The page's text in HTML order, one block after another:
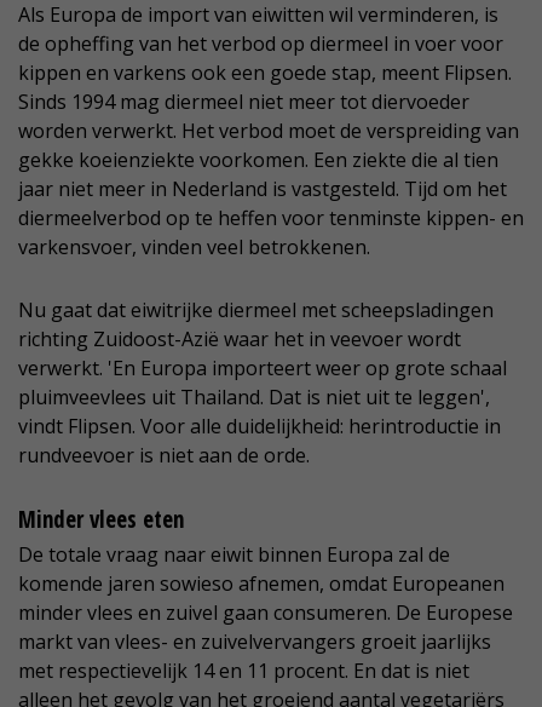
Als Europa de import van eiwitten wil verminderen, is
de opheffing van het verbod op diermeel in voer voor
kippen en varkens ook een goede stap, meent Flipsen.
Sinds 1994 mag diermeel niet meer tot diervoeder
worden verwerkt. Het verbod moet de verspreiding van
gekke koeienziekte voorkomen. Een ziekte die al tien
jaar niet meer in Nederland is vastgesteld. Tijd om het
diermeelverbod op te heffen voor tenminste kippen- en
varkensvoer, vinden veel betrokkenen.
Nu gaat dat eiwitrijke diermeel met scheepsladingen
richting Zuidoost-Azië waar het in veevoer wordt
verwerkt. 'En Europa importeert weer op grote schaal
pluimveevlees uit Thailand. Dat is niet uit te leggen',
vindt Flipsen. Voor alle duidelijkheid: herintroductie in
rundveevoer is niet aan de orde.
Minder vlees eten
De totale vraag naar eiwit binnen Europa zal de
komende jaren sowieso afnemen, omdat Europeanen
minder vlees en zuivel gaan consumeren. De Europese
markt van vlees- en zuivelvervangers groeit jaarlijks
met respectievelijk 14 en 11 procent. En dat is niet
alleen het gevolg van het groeiend aantal vegetariërs